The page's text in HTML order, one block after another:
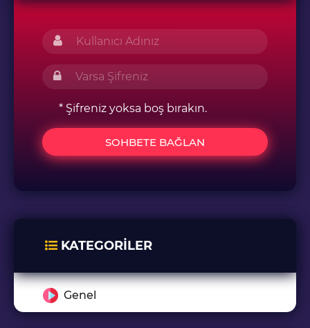
* Şifreniz yoksa boş bırakın.
SOHBETE BAĞLAN
KATEGORILER
Genel